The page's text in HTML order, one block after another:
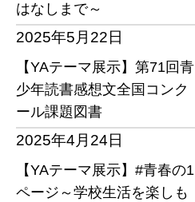
はなしまで～
2025年5月22日
【YAテーマ展示】第71回青
少年読書感想文全国コンク
ール課題図書
2025年4月24日
【YAテーマ展示】#青春の1
ページ～学校生活を楽しも